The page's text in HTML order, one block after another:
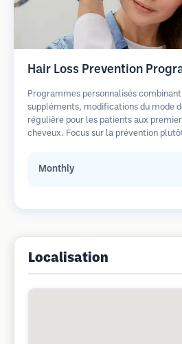
Hair Loss Prevention
Programmes personnalisés
suppléments, modifications du mode
régulière pour les patients aux
cheveux. Focus sur la prévention
Monthly
Localisation